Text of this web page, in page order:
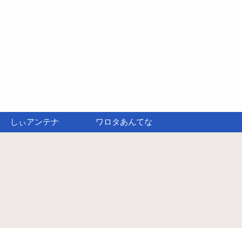
しぃアンテナ ワロタあんてな